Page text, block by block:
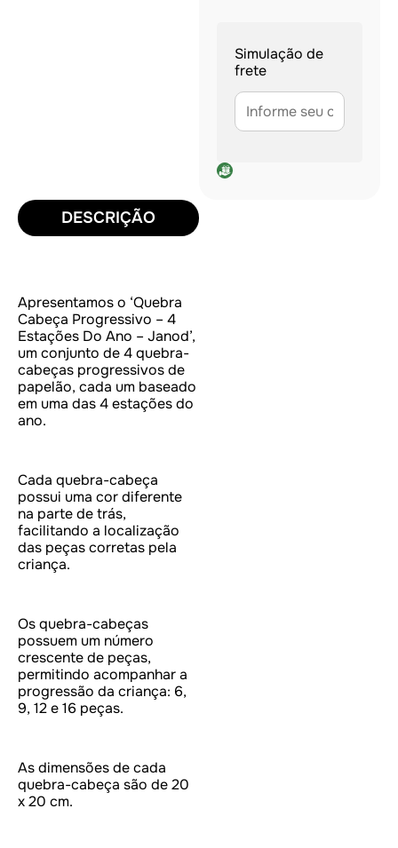
Simulação de
frete
DESCRIÇÃO
Apresentamos o ‘Quebra
Cabeça Progressivo – 4
Estações Do Ano – Janod’,
um conjunto de 4 quebra-
cabeças progressivos de
papelão, cada um baseado
em uma das 4 estações do
ano.
Cada quebra-cabeça
possui uma cor diferente
na parte de trás,
facilitando a localização
das peças corretas pela
criança.
Os quebra-cabeças
possuem um número
crescente de peças,
permitindo acompanhar a
progressão da criança: 6,
9, 12 e 16 peças.
As dimensões de cada
quebra-cabeça são de 20
x 20 cm.